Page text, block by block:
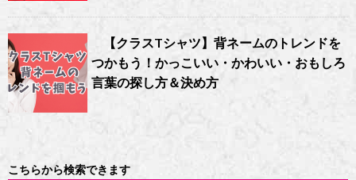
【クラスTシャツ】背ネームのトレンドを
つかもう！かっこいい・かわいい・おもしろ
言葉の探し方＆決め方
こちらから検索できます